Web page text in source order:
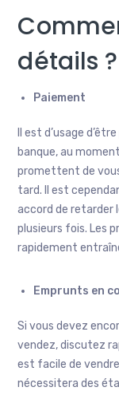
détails ?
Paiement
Il est d’usage
banque, au
promettent de
tard. Il est
accord de retarder
plusieurs fois. Les
rapidement
Emprunts en
Si vous devez
vendez, discutez
est facile de
nécessitera des